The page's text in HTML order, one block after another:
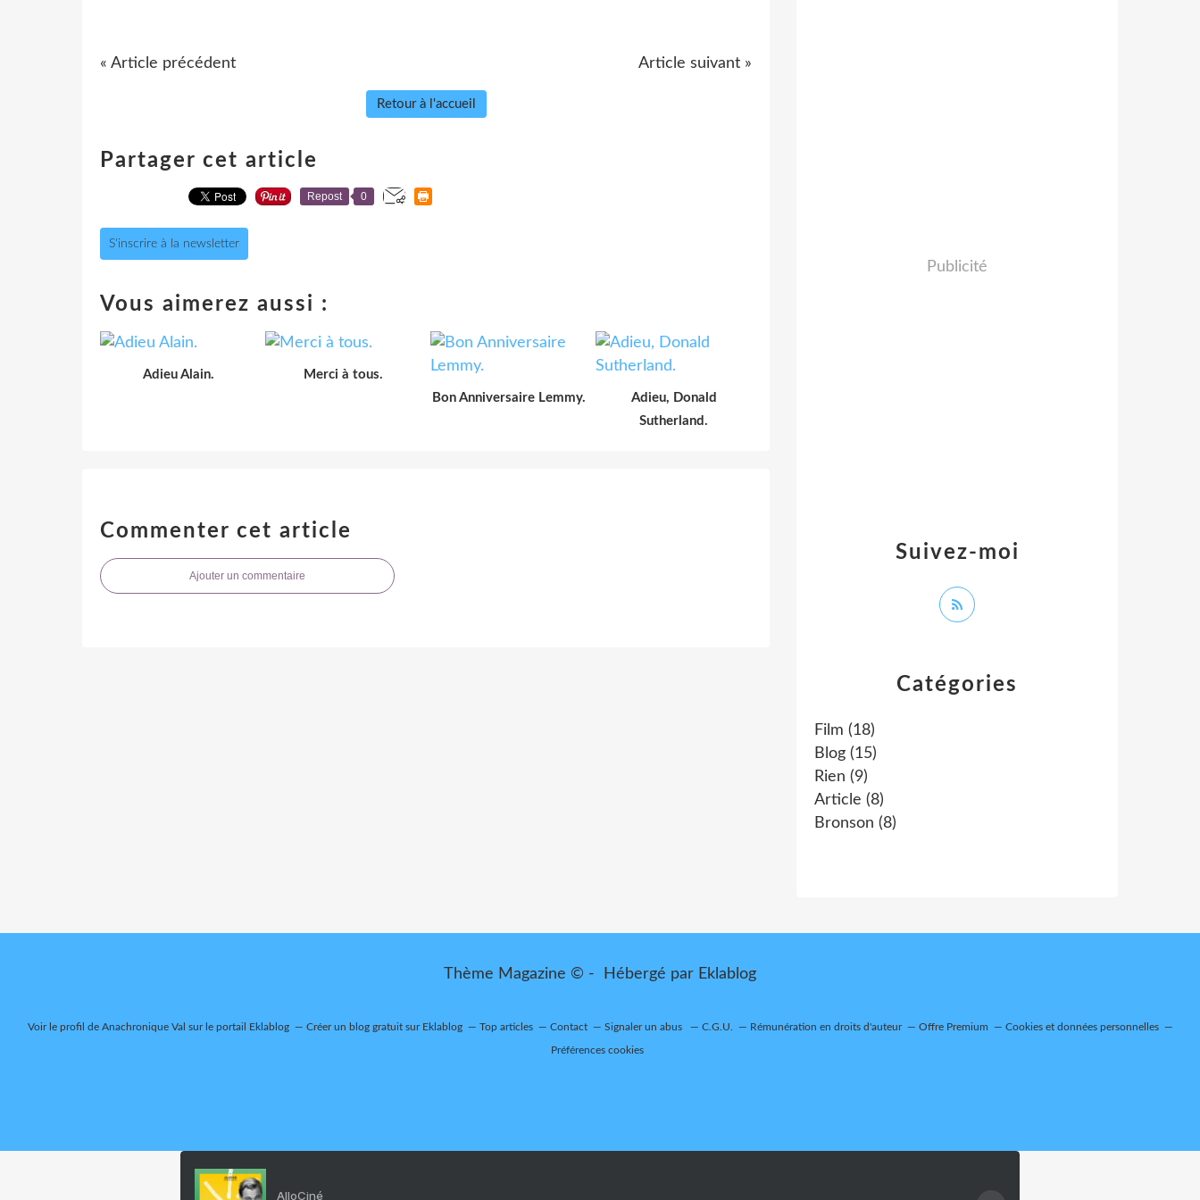
« Article précédent Article suivant »
Retour à l'accueil
Partager cet article
Repost 0
S'inscrire à la newsletter
Vous aimerez aussi :
Adieu Alain.
Merci à tous.
Bon Anniversaire Lemmy.
Adieu, Donald
Sutherland.
Commenter cet article
Ajouter un commentaire
Catégories
Film (18)
Blog (15)
Rien (9)
Article (8)
Bronson (8)
Suivez-moi
Publicité
Thème Magazine © - Hébergé par Eklablog
Voir le profil de Anachronique Val sur le portail Eklablog Créer un blog gratuit sur Eklablog Top articles Contact Signaler un abus C.G.U. Rémunération en droits d'auteur Offre Premium Cookies et données personnelles
Préférences cookies
AlloCiné